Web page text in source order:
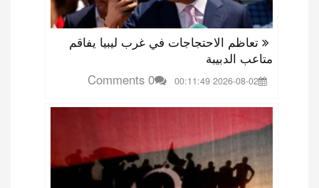
تعاظم الاحتجاجات في غرب ليبيا يفاقم
متاعب الدبيبة
2026-08-02 00:11:49
0 Comments